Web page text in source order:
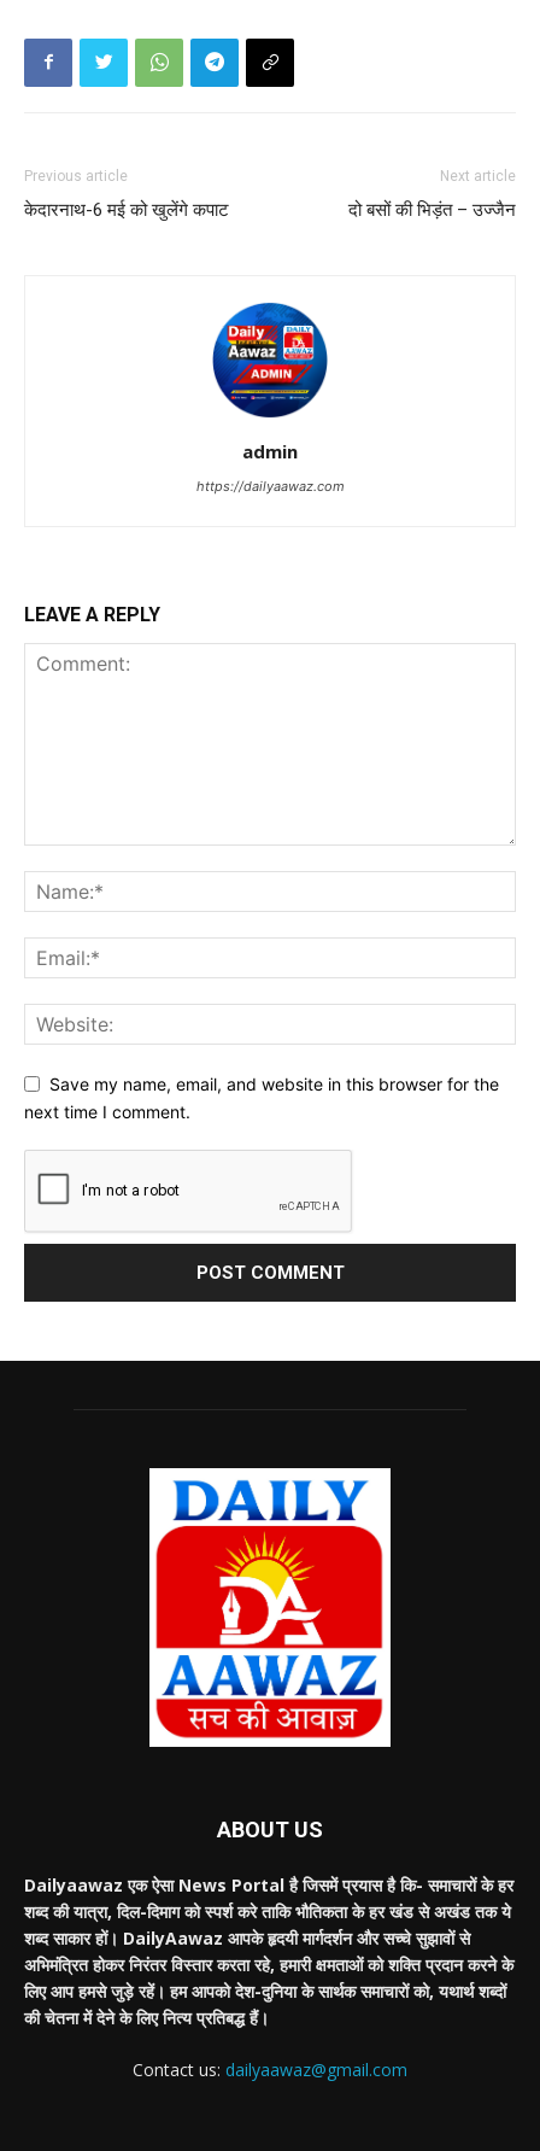
Previous article
केदारनाथ-6 मई को खुलेंगे कपाट
Next article
दो बसों की भिड़ंत – उज्जैन
admin
https://dailyaawaz.com
LEAVE A REPLY
Save my name, email, and website in this browser for the
next time I comment.
ABOUT US
Dailyaawaz एक ऐसा News Portal है जिसमें प्रयास है कि- समाचारों के हर
शब्द की यात्रा, दिल-दिमाग को स्पर्श करे ताकि भौतिकता के हर खंड से अखंड तक ये
शब्द साकार हों। DailyAawaz आपके हृदयी मार्गदर्शन और सच्चे सुझावों से
अभिमंत्रित होकर निरंतर विस्तार करता रहे, हमारी क्षमताओं को शक्ति प्रदान करने के
लिए आप हमसे जुड़े रहें। हम आपको देश-दुनिया के सार्थक समाचारों को, यथार्थ शब्दों
की चेतना में देने के लिए नित्य प्रतिबद्ध हैं।
Contact us: dailyaawaz@gmail.com